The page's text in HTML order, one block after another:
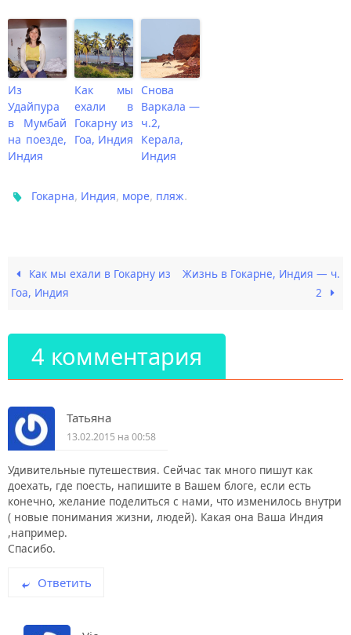
Из
Удайпура
в Мумбай
на поезде,
Индия
Как мы
ехали в
Гокарну из
Гоа, Индия
Снова
Варкала —
ч.2,
Керала,
Индия
Гокарна, Индия, море, пляж.
Как мы ехали в Гокарну из
Гоа, Индия
Жизнь в Гокарне, Индия — ч.
2
4 комментария
Татьяна
13.02.2015 на 00:58
Удивительные путешествия. Сейчас так много пишут как
доехать, где поесть, напишите в Вашем блоге, если есть
конечно, желание поделиться с нами, что изменилось внутри
( новые понимания жизни, людей). Какая она Ваша Индия
,например.
Спасибо.
Ответить